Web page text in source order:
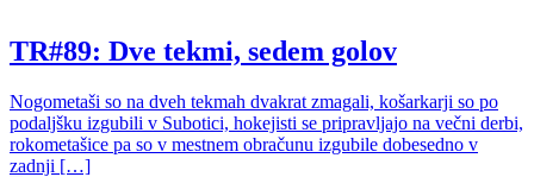
TR#89: Dve tekmi, sedem golov
Nogometaši so na dveh tekmah dvakrat zmagali, košarkarji so po
podaljšku izgubili v Subotici, hokejisti se pripravljajo na večni derbi,
rokometašice pa so v mestnem obračunu izgubile dobesedno v
zadnji […]